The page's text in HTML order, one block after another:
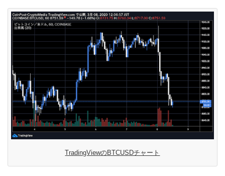
TradingViewのBTCUSDチャート